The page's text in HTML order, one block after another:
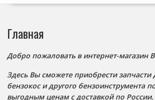
Главная
Добро пожаловать в интернет-магазин
Здесь Вы сможете приобрести запчасти
бензокос и другого бензоинструмента
выгодным ценам с доставкой по России.